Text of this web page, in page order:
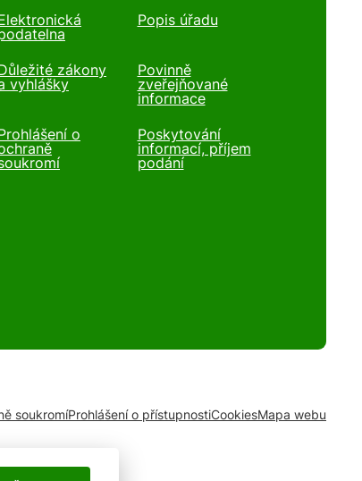
Popis úřadu
zákony
vyhlášky
Povinně
zveřejňované
informace
o
Poskytování
informací, příjem
podání
soukromíProhlášení o přístupnostiCookiesMapa webu